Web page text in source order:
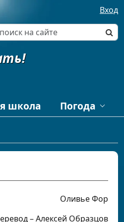
Вход
школа Погода
Оливье Фор
– Алексей Образцов